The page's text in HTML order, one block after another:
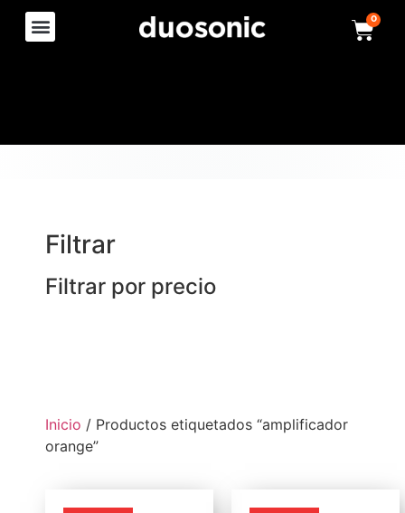
0
Filtrar
Filtrar por precio
Inicio / Productos etiquetados “amplificador
orange”